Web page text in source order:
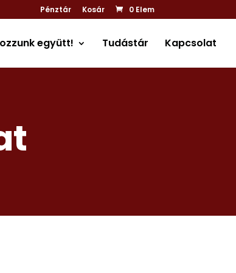
Pénztár Kosár 0 Elem
együtt! Tudástár Kapcsolat